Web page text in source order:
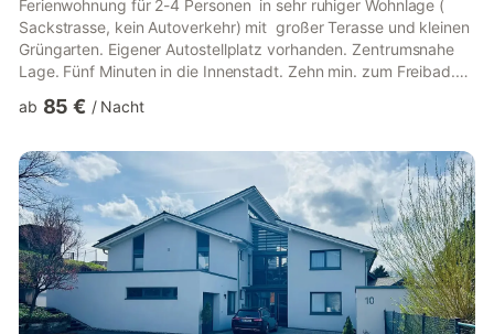
Ferienwohnung für 2-4 Personen in sehr ruhiger Wohnlage (
Sackstrasse, kein Autoverkehr) mit großer Terasse und kleinen
Grüngarten. Eigener Autostellplatz vorhanden. Zentrumsnahe
Lage. Fünf Minuten in die Innenstadt. Zehn min. zum Freibad.
unternehmen. Somit ist der Bäcker, Post, diverse Einkaufsläden
Fuß zu erreichen. Die Wohnung hat ein Schlafzimmer mit
Doppelbett und im geräumigen Wohnraum befindet sich...
ab 85 € / Nacht